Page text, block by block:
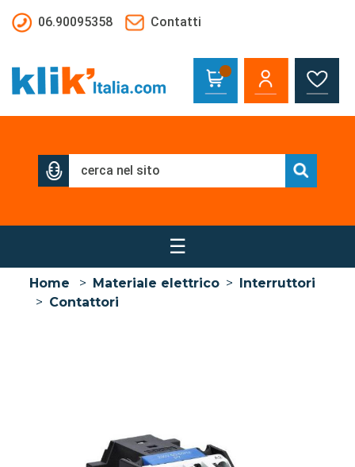
06.90095358
Contatti
☰
Home > Materiale elettrico > Interruttori
> Contattori